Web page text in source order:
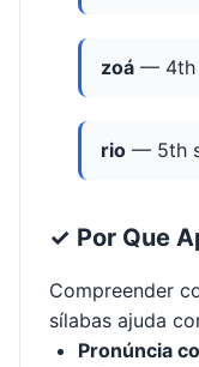
zoá — 4th
rio — 5th
✓ Por Que
Compreender
sílabas ajuda
Pronúncia